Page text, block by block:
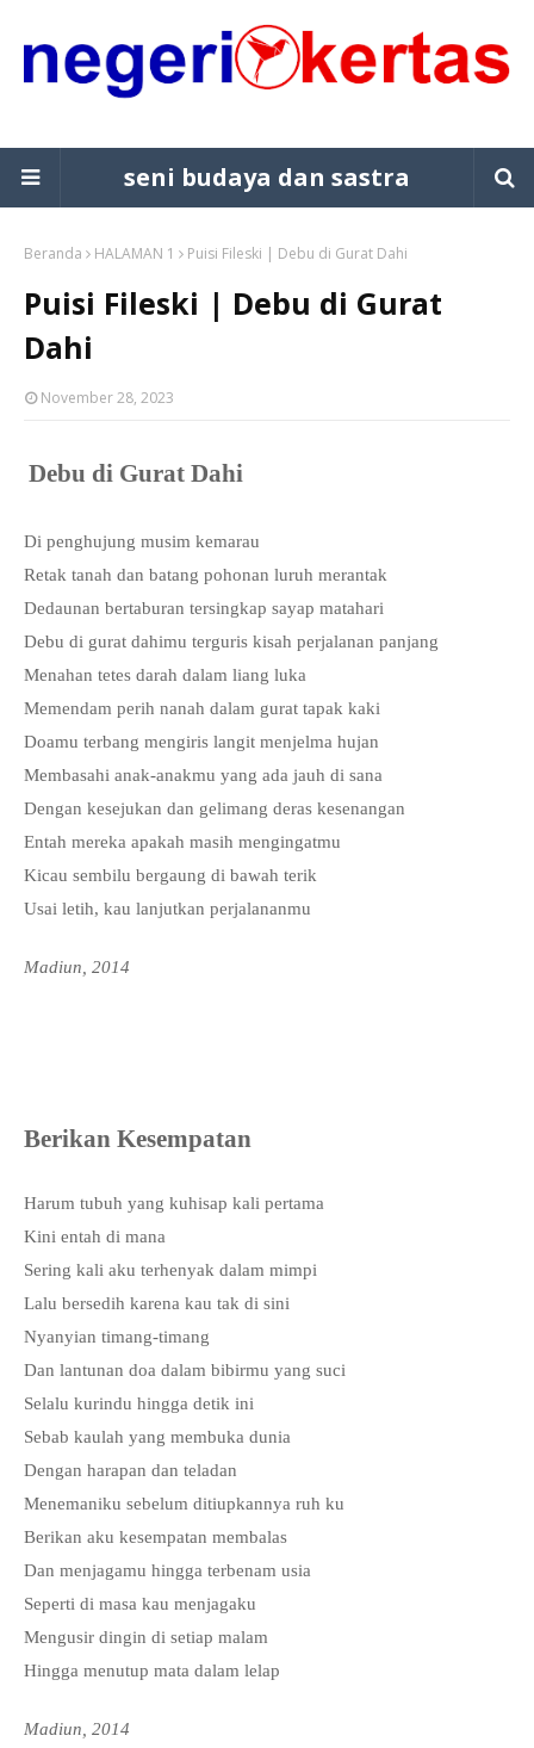
seni budaya dan sastra
Beranda HALAMAN 1 Puisi Fileski | Debu di Gurat Dahi
Puisi Fileski | Debu di Gurat
Dahi
November 28, 2023
Debu di Gurat Dahi
Di penghujung musim kemarau
Retak tanah dan batang pohonan luruh merantak
Dedaunan bertaburan tersingkap sayap matahari
Debu di gurat dahimu terguris kisah perjalanan panjang
Menahan tetes darah dalam liang luka
Memendam perih nanah dalam gurat tapak kaki
Doamu terbang mengiris langit menjelma hujan
Membasahi anak-anakmu yang ada jauh di sana
Dengan kesejukan dan gelimang deras kesenangan
Entah mereka apakah masih mengingatmu
Kicau sembilu bergaung di bawah terik
Usai letih, kau lanjutkan perjalananmu
Madiun, 2014
Berikan Kesempatan
Harum tubuh yang kuhisap kali pertama
Kini entah di mana
Sering kali aku terhenyak dalam mimpi
Lalu bersedih karena kau tak di sini
Nyanyian timang-timang
Dan lantunan doa dalam bibirmu yang suci
Selalu kurindu hingga detik ini
Sebab kaulah yang membuka dunia
Dengan harapan dan teladan
Menemaniku sebelum ditiupkannya ruh ku
Berikan aku kesempatan membalas
Dan menjagamu hingga terbenam usia
Seperti di masa kau menjagaku
Mengusir dingin di setiap malam
Hingga menutup mata dalam lelap
Madiun, 2014